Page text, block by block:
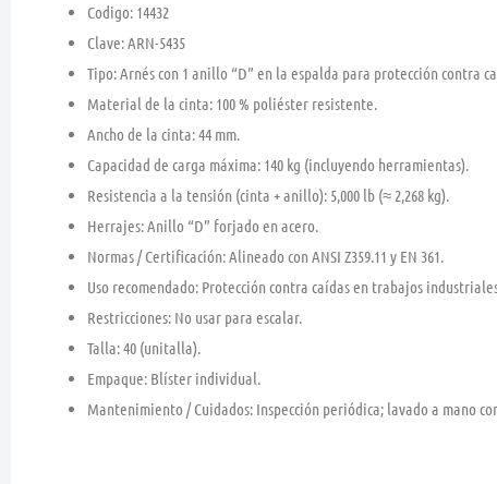
Codigo: 14432
Clave: ARN-5435
Tipo: Arnés con 1 anillo “D” en la espalda para protección contra
Material de la cinta: 100 % poliéster resistente.
Ancho de la cinta: 44 mm.
Capacidad de carga máxima: 140 kg (incluyendo herramientas).
Resistencia a la tensión (cinta + anillo): 5,000 lb (≈ 2,268 kg).
Herrajes: Anillo “D” forjado en acero.
Normas / Certificación: Alineado con ANSI Z359.11 y EN 361.
Uso recomendado: Protección contra caídas en trabajos
Restricciones: No usar para escalar.
Talla: 40 (unitalla).
Empaque: Blíster individual.
Mantenimiento / Cuidados: Inspección periódica; lavado a mano